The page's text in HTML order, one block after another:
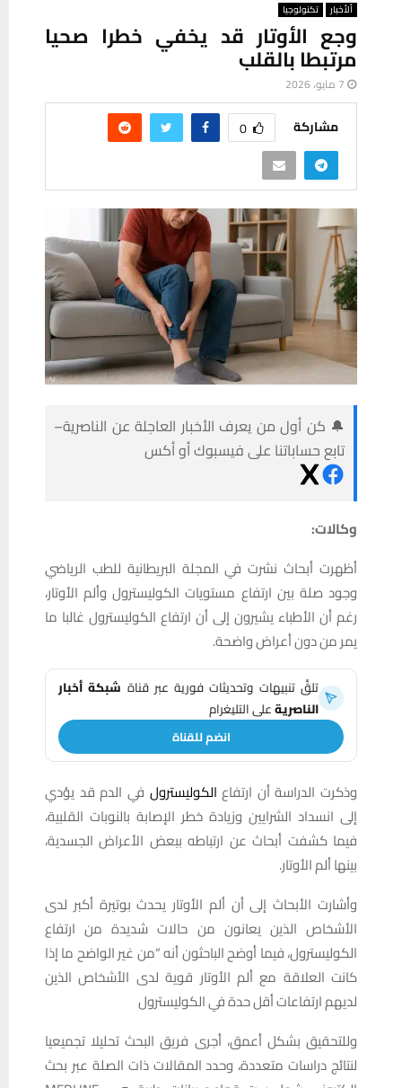
ألأخبار تكنولوجيا
وجع الأوتار قد يخفي خطرا صحيا
مرتبطا بالقلب
7 مايو، 2026
مشاركة 0
🔔 كن أول من يعرف الأخبار العاجلة عن الناصرية–
تابع حساباتنا على فيسبوك أو أكس
وكالات:
أظهرت أبحاث نشرت في المجلة البريطانية للطب الرياضي
وجود صلة بين ارتفاع مستويات الكوليسترول وألم الأوتار،
رغم أن الأطباء يشيرون إلى أن ارتفاع الكوليسترول غالبا ما
يمر من دون أعراض واضحة.
تلقَّ تنبيهات وتحديثات فورية عبر قناةشبكة أخبار
الناصريةعلى التليغرام
انضم للقناة
وذكرت الدراسة أن ارتفاعالكوليسترولفي الدم قد يؤدي
إلى انسداد الشرايين وزيادة خطر الإصابة بالنوبات القلبية،
فيما كشفت أبحاث عن ارتباطه ببعض الأعراض الجسدية،
بينها ألم الأوتار.
وأشارت الأبحاث إلى أن ألم الأوتار يحدث بوتيرة أكبر لدى
الأشخاص الذين يعانون من حالات شديدة من ارتفاع
الكوليسترول، فيما أوضح الباحثون أنه “من غير الواضح ما إذا
كانت العلاقة مع ألم الأوتار قوية لدى الأشخاص الذين
لديهم ارتفاعات أقل حدة في الكوليسترول
وللتحقيق بشكل أعمق، أجرى فريق البحث تحليلا تجميعيا
لنتائج دراسات متعددة، وحدد المقالات ذات الصلة عبر بحث